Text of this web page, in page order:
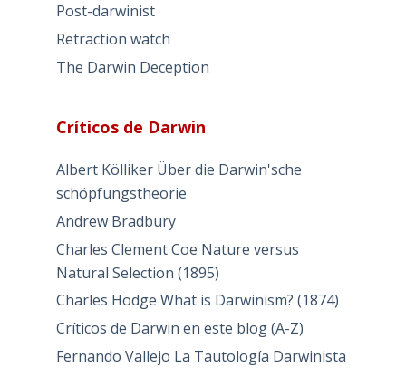
Post-darwinist
Retraction watch
The Darwin Deception
Críticos de Darwin
Albert Kölliker Über die Darwin'sche
schöpfungstheorie
Andrew Bradbury
Charles Clement Coe Nature versus
Natural Selection (1895)
Charles Hodge What is Darwinism? (1874)
Críticos de Darwin en este blog (A-Z)
Fernando Vallejo La Tautología Darwinista